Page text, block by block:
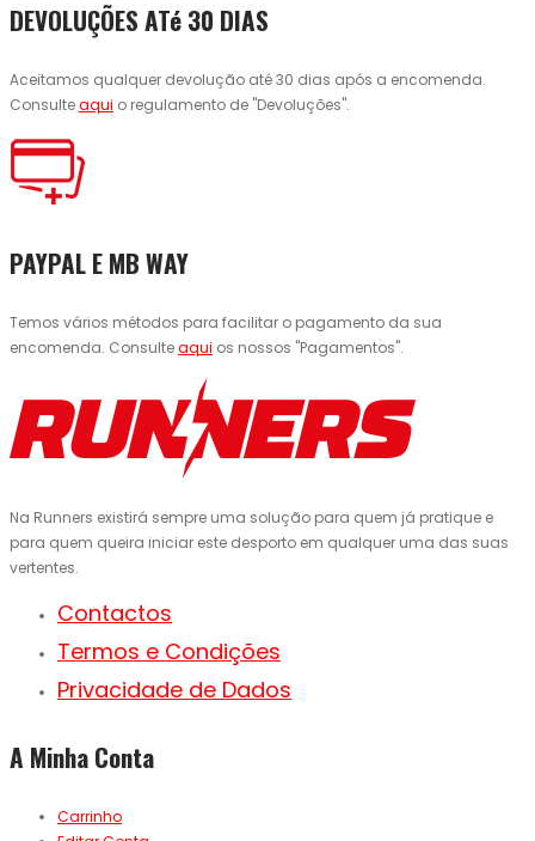
DEVOLUÇÕES ATé 30 DIAS
Aceitamos qualquer devolução até 30 dias após a encomenda.
Consulteaqui o regulamento de "Devoluções".
PAYPAL E MB WAY
Temos vários métodos para facilitar o pagamento da sua
encomenda. Consulteaqui os nossos "Pagamentos".
Na Runners existirá sempre uma solução para quem já pratique e
para quem queira iniciar este desporto em qualquer uma das suas
vertentes.
Contactos
Termos e Condições
Privacidade de Dados
A Minha Conta
Carrinho